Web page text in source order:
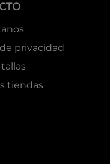
privacidad
tiendas